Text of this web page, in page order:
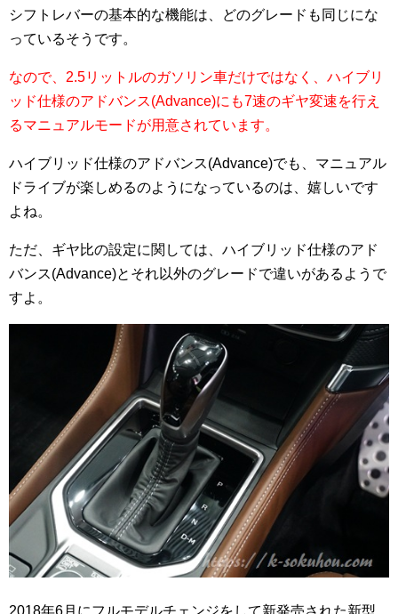
シフトレバーの基本的な機能は、どのグレードも同じにな
っているそうです。
なので、2.5リットルのガソリン車だけではなく、ハイブリ
ッド仕様のアドバンス(Advance)にも7速のギヤ変速を行え
るマニュアルモードが用意されています。
ハイブリッド仕様のアドバンス(Advance)でも、マニュアル
ドライブが楽しめるのようになっているのは、嬉しいです
よね。
ただ、ギヤ比の設定に関しては、ハイブリッド仕様のアド
バンス(Advance)とそれ以外のグレードで違いがあるようで
すよ。